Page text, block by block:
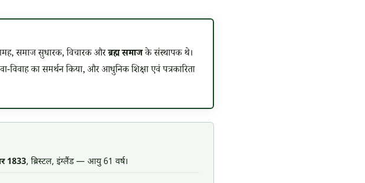
समाज सुधारक, विचारक औरब्रह्म समाजके संस्थापक थे।
विवाह का समर्थन किया, और आधुनिक शिक्षा एवं पत्रकारिता
1833, ब्रिस्टल, इंग्लैंड — आयु 61 वर्ष।